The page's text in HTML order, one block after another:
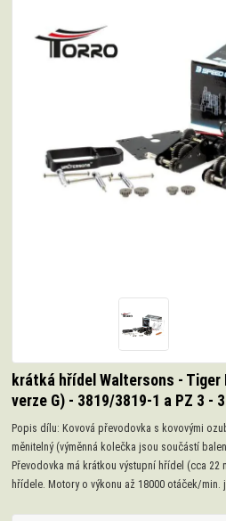
krátká hřídel Waltersons - Tiger
verze G) - 3819/3819-1 a PZ 3 -
Popis dílu: Kovová převodovka s kovovými
měnitelný (výměnná kolečka jsou součástí
Převodovka má krátkou výstupní hřídel (cca
hřídele. Motory o výkonu až 18000 otáček/min.